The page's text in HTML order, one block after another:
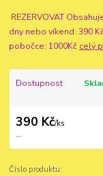
REZERVOVAT
dny nebo víkend: 390
pobočce: 1000Kč celý
Dostupnost
390 Kč/ks
...
Číslo produktu: